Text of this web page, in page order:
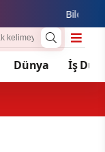
Bilgesu
Dünya İş